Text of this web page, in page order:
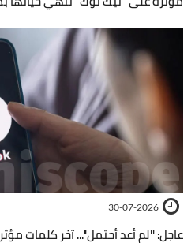
30-07-2026
عاجل: ''لم أعد أحتمل''... آخر كلمات